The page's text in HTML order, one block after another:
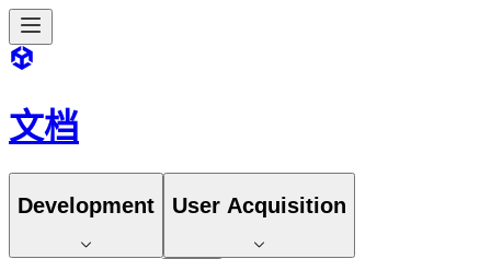
文档
Development User Acquisition